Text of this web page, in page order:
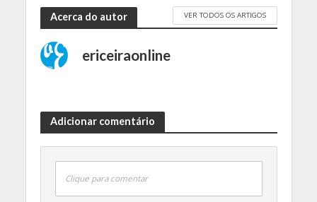
Acerca do autor VER TODOS OS ARTIGOS
ericeiraonline
Adicionar comentário
Clique para comentar